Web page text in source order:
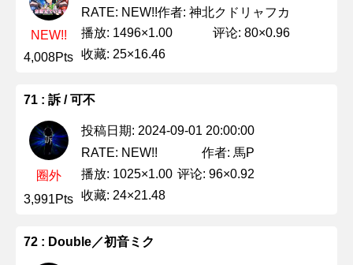
NEW!!
4,008Pts
RATE: NEW!!作者: 神北クドリャフカ
播放: 1496×1.00
评论: 80×0.96
收藏: 25×16.46
71 : 訴 / 可不
圈外
3,991Pts
投稿日期: 2024-09-01 20:00:00
RATE: NEW!!
作者: 馬P
播放: 1025×1.00 评论: 96×0.92
收藏: 24×21.48
72 : Double／初音ミク